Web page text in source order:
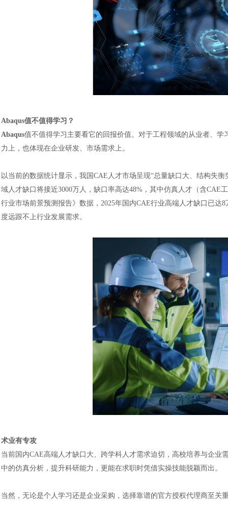
Abaqus值不值得学习？
Abaqus值不值得学习主要看它的回报价值。 对于工程领域的从业者、学
力上，也体现在企业研发、市场需求上。
以当前的数据统计显示，我国 CAE人才市场呈现“总量缺口大、结构失
域人才缺口将接近3000万人，缺口率高达48%，其中仿真人才（含CAE
行业市场前景预测报告》数据，2025年国内CAE行业高端人才缺口已达
度远跟不上行业发展需求。
术业有专攻
当前国内CAE高端人才缺口大、跨学科人才需求迫切，高校培养与企业
中的仿真分析，提升科研能力，更能在求职时凭借实操技能脱颖而出。
当然，无论是个人学习还是企业采购，选择靠谱的官方授权代理商至关
汽车交通